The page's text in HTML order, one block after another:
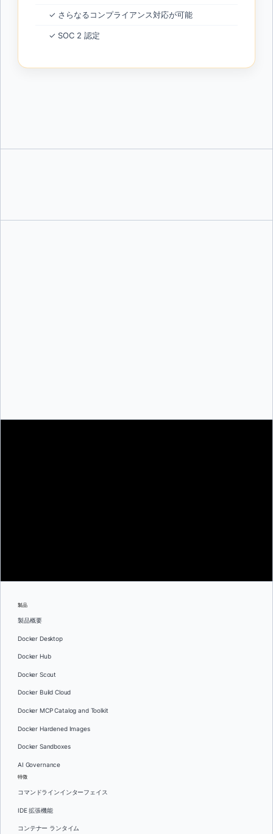
✓ さらなるコンプライアンス対応が可能
✓ SOC 2 認定
製品
製品概要
Docker Desktop
Docker Hub
Docker Scout
Docker Build Cloud
Docker MCP Catalog and Toolkit
Docker Hardened Images
Docker Sandboxes
AI Governance
特徴
コマンドラインインターフェイス
IDE 拡張機能
コンテナー ランタイム